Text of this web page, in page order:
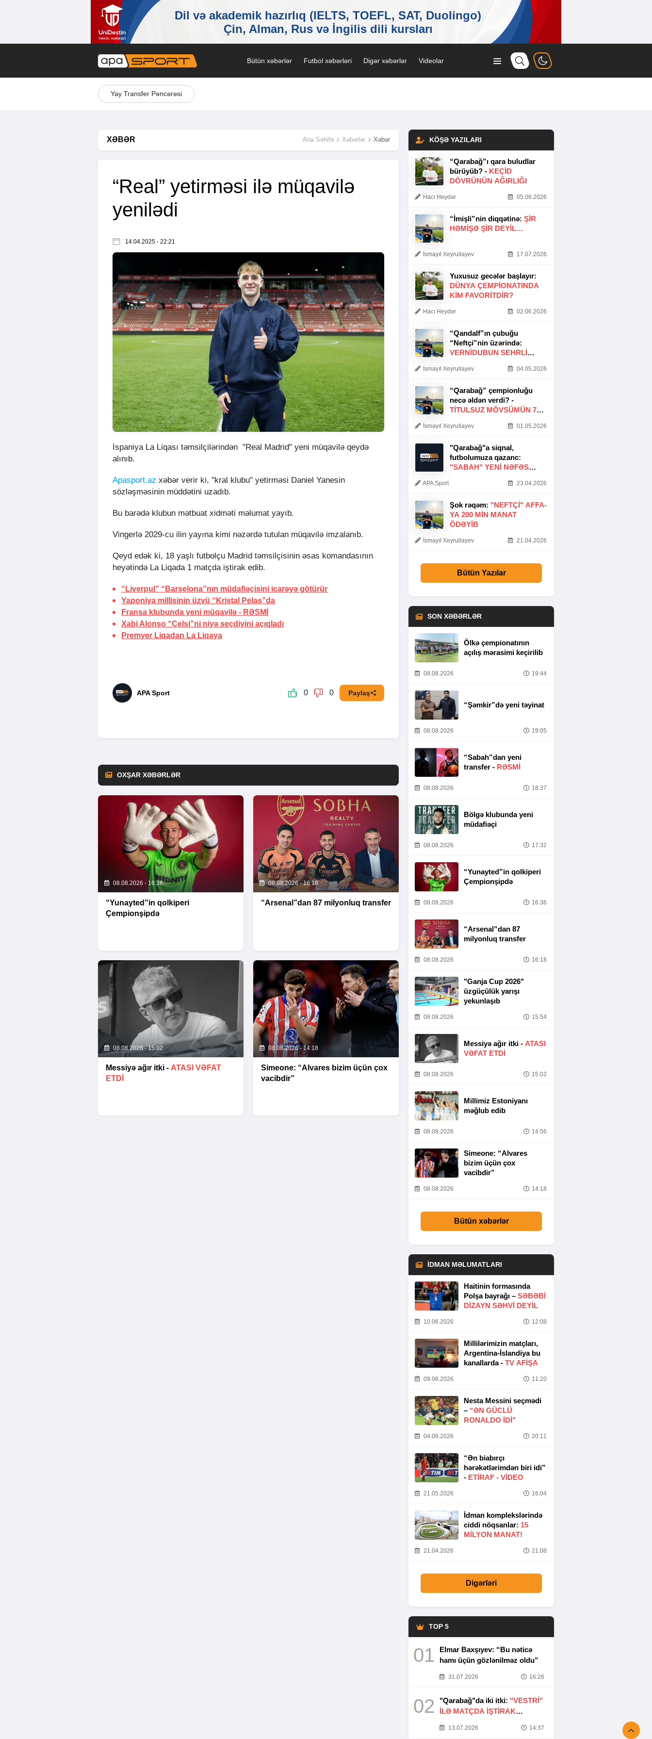
Bütün xəbərlər Futbol xəbərləri Digər xəbərlər Videolar
Yay Transfer Pəncərəsi
XƏBƏR Ana Səhifə Xəbərlər Xəbər
“Real” yetirməsi ilə müqavilə
yenilədi
14.04.2025 - 22:21
İspaniya La Liqası təmsilçilərindən "Real Madrid" yeni müqavilə qeydə
alınıb.
Apasport.az xəbər verir ki, "kral klubu" yetirməsi Daniel Yanesin
sözləşməsinin müddətini uzadıb.
Bu barədə klubun mətbuat xidməti məlumat yayıb.
Vingerlə 2029-cu ilin yayına kimi nəzərdə tutulan müqavilə imzalanıb.
Qeyd edək ki, 18 yaşlı futbolçu Madrid təmsilçisinin əsas komandasının
heyətində La Liqada 1 matçda iştirak edib.
“Liverpul” “Barselona”nın müdafiəçisini icarəyə götürür
Yaponiya millisinin üzvü “Kristal Pelas”da
Fransa klubunda yeni müqavilə - RƏSMİ
Xabi Alonso “Çelsi”ni niyə seçdiyini açıqladı
Premyer Liqadan La Liqaya
APA Sport 0 0 Paylaş
OXŞAR XƏBƏRLƏR
08.08.2026 - 16:36
“Yunayted”in qolkiperi
Çempionşipdə
08.08.2026 - 16:18
“Arsenal”dan 87 milyonluq transfer
08.08.2026 - 15:02
Messiyə ağır itki - ATASI VƏFAT
ETDI
08.08.2026 - 14:18
Simeone: “Alvares bizim üçün çox
vacibdir”
KÖŞƏ YAZILARI
“Qarabağ”ı qara buludlar
bürüyüb? - KEÇID
DÖVRÜNÜN AĞIRLIĞI
Hacı Heydər 05.08.2026
“İmişli”nin diqqətinə: ŞIR
HƏMIŞƏ ŞIR DEYIL…
İsmayıl Xeyrullayev 17.07.2026
Yuxusuz gecələr başlayır:
DÜNYA ÇEMPIONATINDA
KIM FAVORITDIR?
Hacı Heydər 02.06.2026
“Qandalf”ın çubuğu
“Neftçi”nin üzərində:
VERNİDUBUN SEHRLİ
İsmayıl Xeyrullayev 04.05.2026
“Qarabağ” çempionluğu
necə əldən verdi? -
TITULSUZ MÖVSÜMÜN 7
İsmayıl Xeyrullayev 01.05.2026
"Qarabağ"a siqnal,
futbolumuza qazanc:
"SABAH" YENI NƏFƏS
APA Sport 23.04.2026
Şok rəqəm: "NEFTÇI" AFFA-
YA 200 MIN MANAT
ÖDƏYIB
İsmayıl Xeyrullayev 21.04.2026
Bütün Yazılar
SON XƏBƏRLƏR
Ölkə çempionatının
açılış mərasimi keçirilib
08.08.2026 19:44
“Şəmkir”də yeni təyinat
08.08.2026 19:05
“Sabah”dan yeni
transfer - RƏSMİ
08.08.2026 18:37
Bölgə klubunda yeni
müdafiəçi
08.08.2026 17:32
“Yunayted”in qolkiperi
Çempionşipdə
08.08.2026 16:36
“Arsenal”dan 87
milyonluq transfer
08.08.2026 16:18
"Ganja Cup 2026"
üzgüçülük yarışı
yekunlaşıb
08.08.2026 15:54
Messiyə ağır itki - ATASI
VƏFAT ETDI
08.08.2026 15:02
Millimiz Estoniyanı
məğlub edib
08.08.2026 14:56
Simeone: “Alvares
bizim üçün çox
vacibdir”
08.08.2026 14:18
Bütün xəbərlər
İDMAN MƏLUMATLARI
Haitinin formasında
Polşa bayrağı – SƏBƏBI
DIZAYN SƏHVI DEYIL
10.06.2026 12:08
Millilərimizin matçları,
Argentina-İslandiya bu
kanallarda - TV AFİŞA
09.06.2026 11:20
Nesta Messini seçmədi
– “ƏN GÜCLÜ
RONALDO IDI”
04.06.2026 20:11
“Ən biabırçı
hərəkətlərimdən biri idi”
- ETIRAF - VİDEO
21.05.2026 16:04
İdman komplekslərində
ciddi nöqsanlar: 15
MILYON MANAT!
21.04.2026 21:08
Digərləri
TOP 5
01
Elmar Baxşıyev: “Bu nəticə
hamı üçün gözlənilməz oldu”
31.07.2026 16:26
02 "Qarabağ"da iki itki: "VESTRİ"
İLƏ MATÇDA İŞTİRAK
13.07.2026 14:37